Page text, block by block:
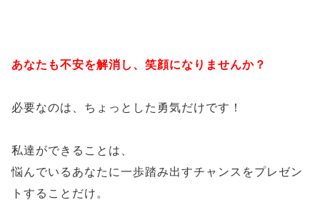
あなたも不安を解消し、笑顔になりませんか？
必要なのは、ちょっとした勇気だけです！
私達ができることは、
悩んでいるあなたに一歩踏み出すチャンスをプレゼン
トすることだけ。